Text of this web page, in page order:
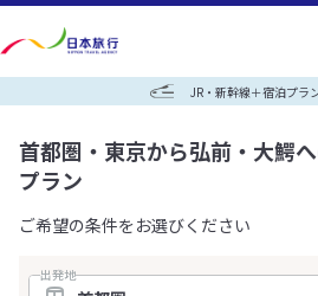
JR・新幹線＋宿泊プラ
首都圏・東京から弘前・大鰐
プラン
ご希望の条件をお選びください
出発地